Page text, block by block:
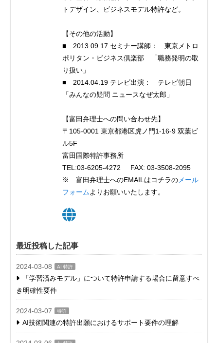
トデザイン、ビジネスモデル特許など。
【その他の活動】
■ 2013.09.17 セミナー講師： 東京メトロ
ポリタン・ビジネス倶楽部 「職務発明の取
り扱い」
■ 2014.04.19 テレビ出演： テレビ朝日
「みんなの疑問 ニュースなぜ太郎」
【富田弁理士への問い合わせ先】
〒105-0001 東京都港区虎ノ門1-16-9 双葉ビ
ル5F
富田国際特許事務所
TEL:03-6205-4272 FAX: 03-3508-2095
※ 富田弁理士へのEMAILはコチラのメール
フォームよりお願いいたします。
最近投稿した記事
2024-03-08 AI 特許
「学習済みモデル」について特許申請する場合に留意すべ
き明確性要件
2024-03-07 特許
AI技術関連の特許出願におけるサポート要件の理解